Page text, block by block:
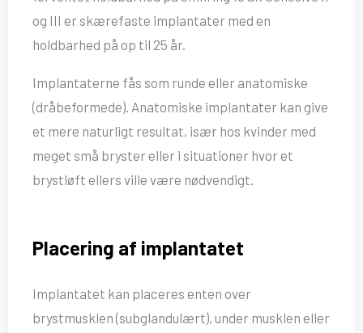
og III er skærefaste implantater med en
holdbarhed på op til 25 år.
Implantaterne fås som runde eller anatomiske
(dråbeformede). Anatomiske implantater kan give
et mere naturligt resultat, især hos kvinder med
meget små bryster eller i situationer hvor et
brystløft ellers ville være nødvendigt.
Placering af implantatet
Implantatet kan placeres enten over
brystmusklen (subglandulært), under musklen eller